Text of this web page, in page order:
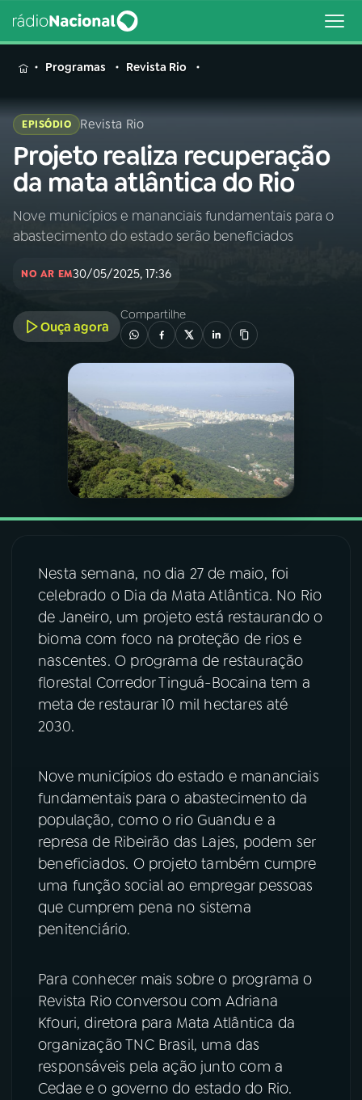
MENU
Buscar
na
Rádio
Nacional
Buscar
AO VIVO
PROGRAMAÇÃO
PROGRAMAS
07 ÚLTIMAS
08 FESTIVAL DE MÚSICA
ACOMPANHE A RÁDIO NACIONAL
Instagram X
TikTok
Programas Revista Rio
EPISÓDIO Revista Rio
Projeto realiza recuperação
da mata atlântica do Rio
Nove municípios e mananciais fundamentais para o
abastecimento do estado serão beneficiados
NO AR EM30/05/2025, 17:36
Ouça agora
Compartilhe
Nesta semana, no dia 27 de maio, foi
celebrado o Dia da Mata Atlântica. No Rio
de Janeiro, um projeto está restaurando o
bioma com foco na proteção de rios e
nascentes. O programa de restauração
florestal Corredor Tinguá-Bocaina tem a
meta de restaurar 10 mil hectares até
2030.
Nove municípios do estado e mananciais
fundamentais para o abastecimento da
população, como o rio Guandu e a
represa de Ribeirão das Lajes, podem ser
beneficiados. O projeto também cumpre
uma função social ao empregar pessoas
que cumprem pena no sistema
penitenciário.
Para conhecer mais sobre o programa o
Revista Rio conversou com Adriana
Kfouri, diretora para Mata Atlântica da
organização TNC Brasil, uma das
responsáveis pela ação junto com a
Cedae e o governo do estado do Rio.